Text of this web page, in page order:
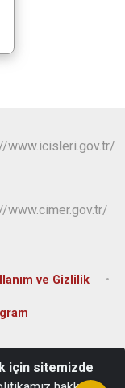
ve Gizlilik
için sitemizde